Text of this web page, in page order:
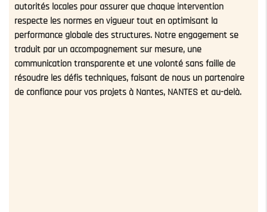
autorités locales pour assurer que chaque intervention
respecte les normes en vigueur tout en optimisant la
performance globale des structures. Notre engagement se
traduit par un accompagnement sur mesure, une
communication transparente et une volonté sans faille de
résoudre les défis techniques, faisant de nous un partenaire
de confiance pour vos projets à Nantes, NANTES et au-delà.